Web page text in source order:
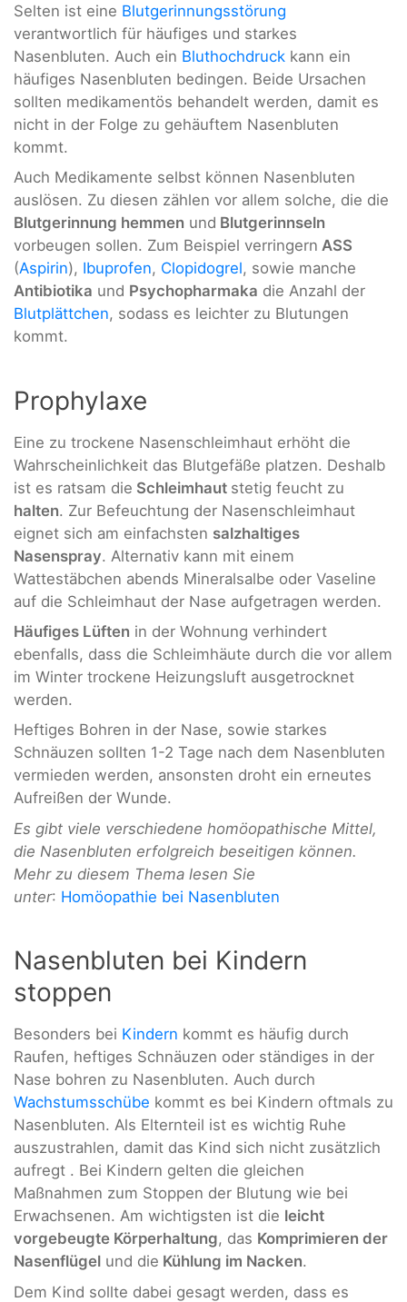
Selten ist eine Blutgerinnungsstörung
verantwortlich für häufiges und starkes
Nasenbluten. Auch ein Bluthochdruck kann ein
häufiges Nasenbluten bedingen. Beide Ursachen
sollten medikamentös behandelt werden, damit es
nicht in der Folge zu gehäuftem Nasenbluten
kommt.
Auch Medikamente selbst können Nasenbluten
auslösen. Zu diesen zählen vor allem solche, die die
Blutgerinnung hemmen und Blutgerinnseln
vorbeugen sollen. Zum Beispiel verringern ASS
(Aspirin), Ibuprofen, Clopidogrel, sowie manche
Antibiotika und Psychopharmaka die Anzahl der
Blutplättchen, sodass es leichter zu Blutungen
kommt.
Prophylaxe
Eine zu trockene Nasenschleimhaut erhöht die
Wahrscheinlichkeit das Blutgefäße platzen. Deshalb
ist es ratsam die Schleimhaut stetig feucht zu
halten. Zur Befeuchtung der Nasenschleimhaut
eignet sich am einfachsten salzhaltiges
Nasenspray. Alternativ kann mit einem
Wattestäbchen abends Mineralsalbe oder Vaseline
auf die Schleimhaut der Nase aufgetragen werden.
Häufiges Lüften in der Wohnung verhindert
ebenfalls, dass die Schleimhäute durch die vor allem
im Winter trockene Heizungsluft ausgetrocknet
werden.
Heftiges Bohren in der Nase, sowie starkes
Schnäuzen sollten 1-2 Tage nach dem Nasenbluten
vermieden werden, ansonsten droht ein erneutes
Aufreißen der Wunde.
Es gibt viele verschiedene homöopathische Mittel,
die Nasenbluten erfolgreich beseitigen können.
Mehr zu diesem Thema lesen Sie
unter: Homöopathie bei Nasenbluten
Nasenbluten bei Kindern
stoppen
Besonders bei Kindern kommt es häufig durch
Raufen, heftiges Schnäuzen oder ständiges in der
Nase bohren zu Nasenbluten. Auch durch
Wachstumsschübe kommt es bei Kindern oftmals zu
Nasenbluten. Als Elternteil ist es wichtig Ruhe
auszustrahlen, damit das Kind sich nicht zusätzlich
aufregt . Bei Kindern gelten die gleichen
Maßnahmen zum Stoppen der Blutung wie bei
Erwachsenen. Am wichtigsten ist die leicht
vorgebeugte Körperhaltung, das Komprimieren der
Nasenflügel und die Kühlung im Nacken.
Dem Kind sollte dabei gesagt werden, dass es